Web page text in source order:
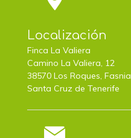
Localización
Finca La Valiera
Camino La Valiera, 12
38570 Los Roques, Fasnia
Santa Cruz de Tenerife